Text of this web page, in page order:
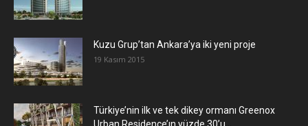
​Kuzu Grup’tan Ankara’ya iki yeni proje
19 Kasım 2015
Türkiye’nin ilk ve tek dikey ormanı Greenox